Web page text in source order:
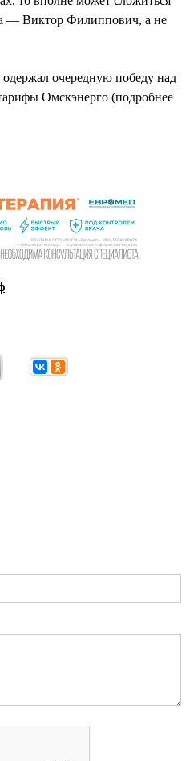
— Виктор Филиппович, а не
очередную победу над
Омскэнерго (подробнее